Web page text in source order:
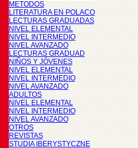
METODOS
LITERATURA EN POLACO
LECTURAS GRADUADAS
NIVEL ELEMENTAL
NIVEL INTERMEDIO
NIVEL AVANZADO
LECTURAS GRADUAD
NIÑOS Y JÓVENES
NIVEL ELEMENTAL
NIVEL INTERMEDIO
NIVEL AVANZADO
ADULTOS
NIVEL ELEMENTAL
NIVEL INTERMEDIO
NIVEL AVANZADO
OTROS
REVISTAS
STUDIA IBERYSTYCZNE